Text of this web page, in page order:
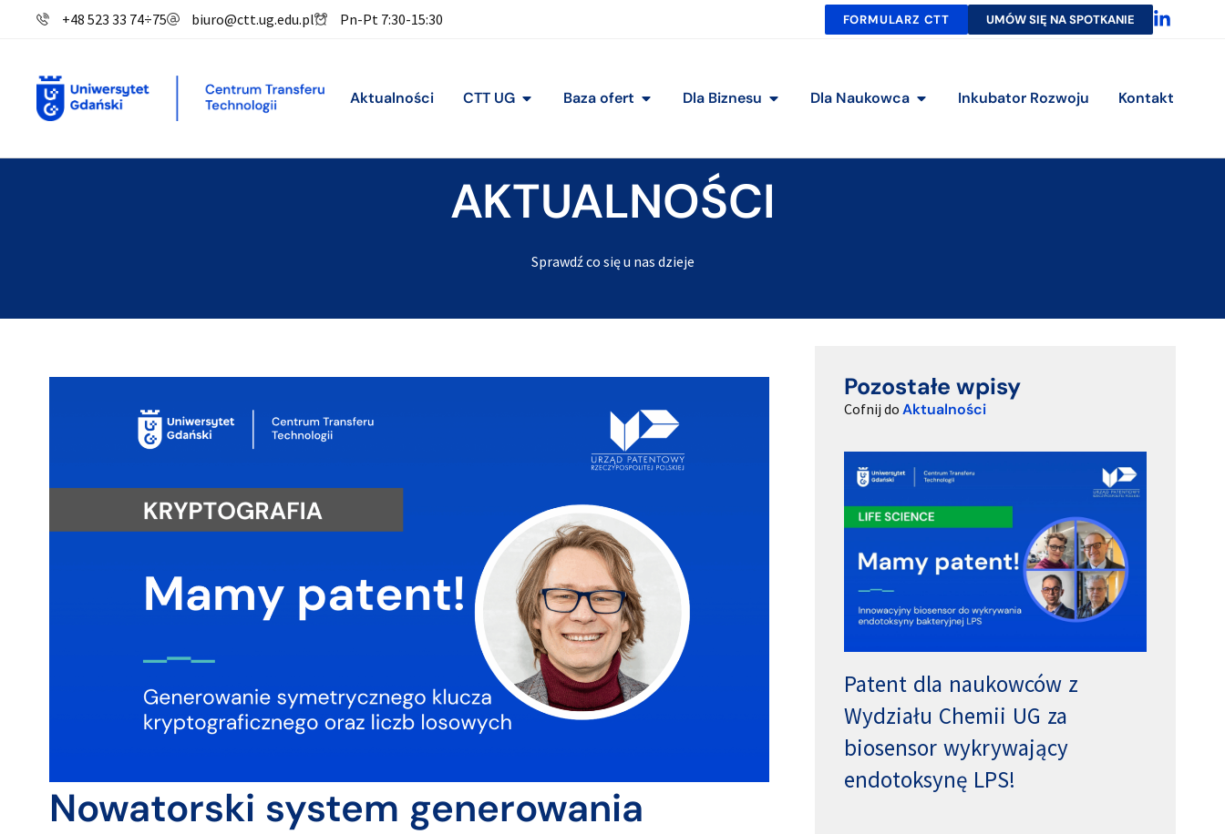
+48 523 33 74÷75 biuro@ctt.ug.edu.pl Pn-Pt 7:30-15:30 FORMULARZ CTT UMÓW SIĘ NA SPOTKANIE
Aktualności CTT UG Baza ofert Dla Biznesu Dla Naukowca Inkubator Rozwoju Kontakt
AKTUALNOŚCI
Sprawdź co się u nas dzieje
Nowatorski system generowania
Pozostałe wpisy
Cofnij doAktualności
Patent dla naukowców z
Wydziału Chemii UG za
biosensor wykrywający
endotoksynę LPS!